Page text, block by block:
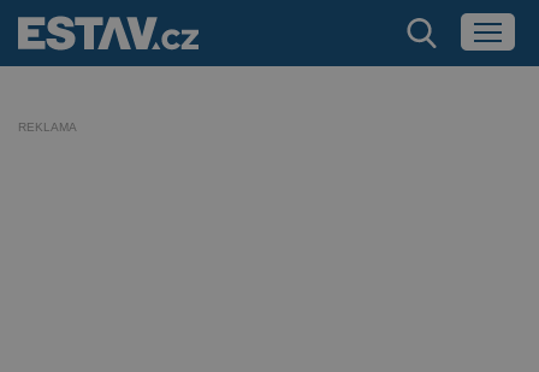
REKLAMA